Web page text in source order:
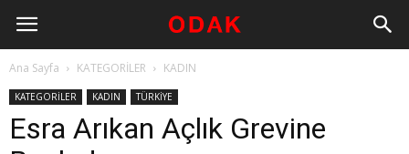
Ana Sayfa KATEGORİLER KADIN
KATEGORİLER KADIN TÜRKİYE
Esra Arıkan Açlık Grevine